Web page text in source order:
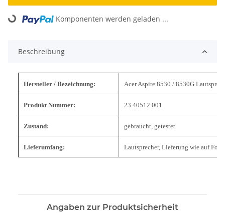
Loading... Komponenten werden geladen ...
Beschreibung
Hersteller / Bezeichnung: Acer Aspire 8530 / 8530G
Produkt Nummer: 23.40512.001
Zustand: gebraucht, getestet
Lieferumfang: Lautsprecher, Lieferung wie auf Foto
Angaben zur Produktsicherheit